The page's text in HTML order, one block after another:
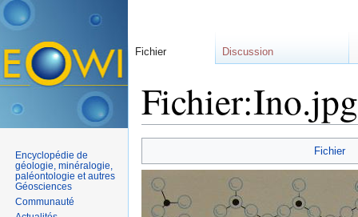
Fichier:Ino.jpg
Fichier
Fichier Discussion
Encyclopédie de
géologie, minéralogie,
paléontologie et autres
Géosciences
Communauté